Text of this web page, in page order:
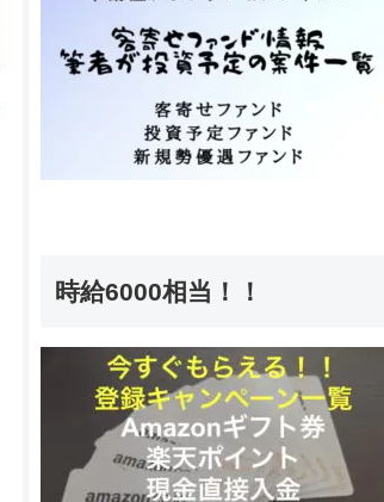
時給6000相当！！